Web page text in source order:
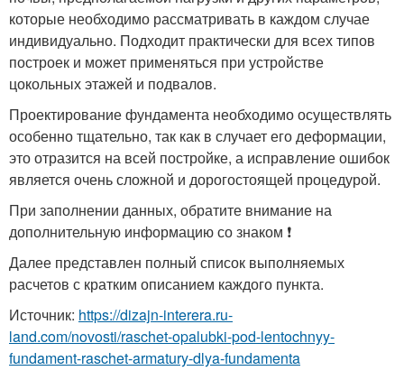
которые необходимо рассматривать в каждом случае
индивидуально. Подходит практически для всех типов
построек и может применяться при устройстве
цокольных этажей и подвалов.
Проектирование фундамента необходимо осуществлять
особенно тщательно, так как в случает его деформации,
это отразится на всей постройке, а исправление ошибок
является очень сложной и дорогостоящей процедурой.
При заполнении данных, обратите внимание на
дополнительную информацию со знаком ❗
Далее представлен полный список выполняемых
расчетов с кратким описанием каждого пункта.
Источник: https://dizajn-interera.ru-
land.com/novosti/raschet-opalubki-pod-lentochnyy-
fundament-raschet-armatury-dlya-fundamenta